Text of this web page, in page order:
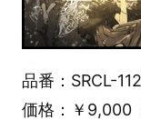
品番：SRCL-
価格：￥9,000